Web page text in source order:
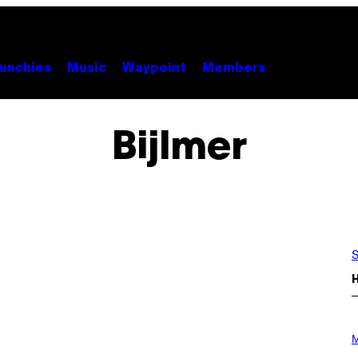
Music Waypoint Members
Bijlmer
H